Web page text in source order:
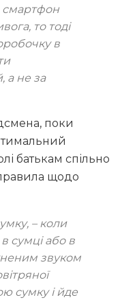
смартфон
то тоді
в
а не за
поки
батькам спільно
щодо
– коли
сумці або в
звуком
сумку і йде